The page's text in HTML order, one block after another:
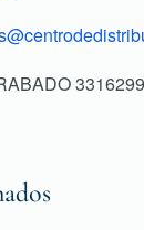
3316299